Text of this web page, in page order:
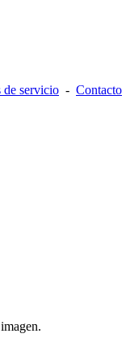
de servicio - Contacto